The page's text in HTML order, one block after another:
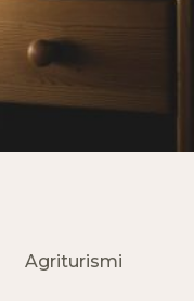
Agriturismi